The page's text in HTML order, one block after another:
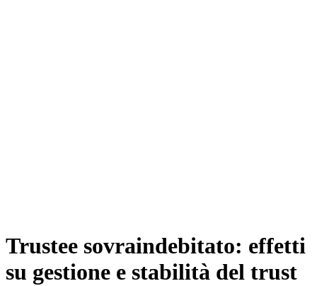
Trustee sovraindebitato: effetti
su gestione e stabilità del trust